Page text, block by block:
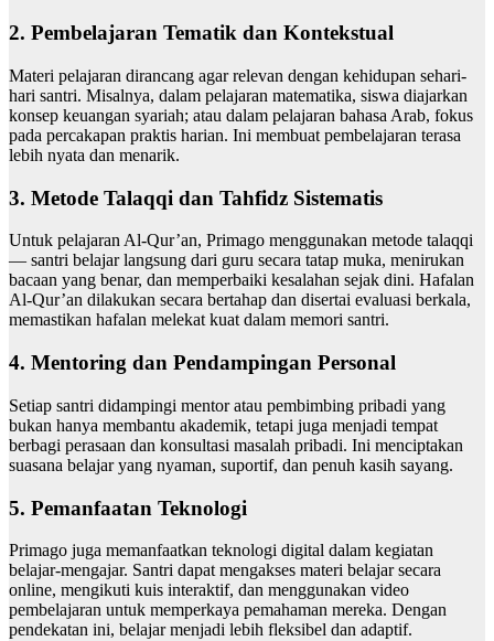
2. Pembelajaran Tematik dan Kontekstual
Materi pelajaran dirancang agar relevan dengan kehidupan sehari-
hari santri. Misalnya, dalam pelajaran matematika, siswa diajarkan
konsep keuangan syariah; atau dalam pelajaran bahasa Arab, fokus
pada percakapan praktis harian. Ini membuat pembelajaran terasa
lebih nyata dan menarik.
3. Metode Talaqqi dan Tahfidz Sistematis
Untuk pelajaran Al-Qur’an, Primago menggunakan metode talaqqi
— santri belajar langsung dari guru secara tatap muka, menirukan
bacaan yang benar, dan memperbaiki kesalahan sejak dini. Hafalan
Al-Qur’an dilakukan secara bertahap dan disertai evaluasi berkala,
memastikan hafalan melekat kuat dalam memori santri.
4. Mentoring dan Pendampingan Personal
Setiap santri didampingi mentor atau pembimbing pribadi yang
bukan hanya membantu akademik, tetapi juga menjadi tempat
berbagi perasaan dan konsultasi masalah pribadi. Ini menciptakan
suasana belajar yang nyaman, suportif, dan penuh kasih sayang.
5. Pemanfaatan Teknologi
Primago juga memanfaatkan teknologi digital dalam kegiatan
belajar-mengajar. Santri dapat mengakses materi belajar secara
online, mengikuti kuis interaktif, dan menggunakan video
pembelajaran untuk memperkaya pemahaman mereka. Dengan
pendekatan ini, belajar menjadi lebih fleksibel dan adaptif.